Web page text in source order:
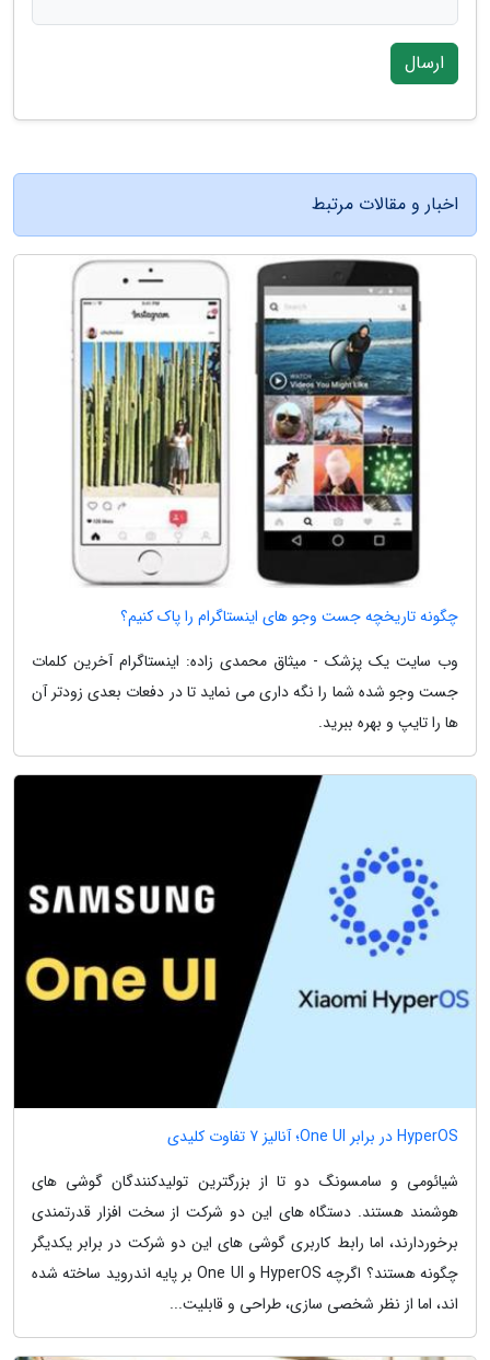
ارسال
اخبار و مقالات مرتبط
چگونه تاریخچه جست وجو های اینستاگرام را پاک کنیم؟
وب سایت یک پزشک - میثاق محمدی زاده: اینستاگرام آخرین کلمات
جست وجو شده شما را نگه داری می نماید تا در دفعات بعدی زودتر آن
ها را تایپ و بهره ببرید.
HyperOS در برابر One UI؛ آنالیز 7 تفاوت کلیدی
شیائومی و سامسونگ دو تا از بزرگترین تولیدکنندگان گوشی های
هوشمند هستند. دستگاه های این دو شرکت از سخت افزار قدرتمندی
برخوردارند، اما رابط کاربری گوشی های این دو شرکت در برابر یکدیگر
چگونه هستند؟ اگرچه HyperOS و One UI بر پایه اندروید ساخته شده
اند، اما از نظر شخصی سازی، طراحی و قابلیت...